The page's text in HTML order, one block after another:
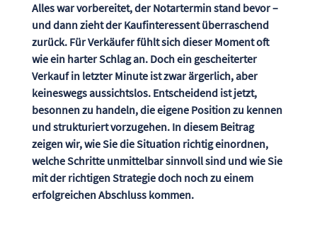
Alles war vorbereitet, der Notartermin stand bevor –
und dann zieht der Kaufinteressent überraschend
zurück. Für Verkäufer fühlt sich dieser Moment oft
wie ein harter Schlag an. Doch ein gescheiterter
Verkauf in letzter Minute ist zwar ärgerlich, aber
keineswegs aussichtslos. Entscheidend ist jetzt,
besonnen zu handeln, die eigene Position zu kennen
und strukturiert vorzugehen. In diesem Beitrag
zeigen wir, wie Sie die Situation richtig einordnen,
welche Schritte unmittelbar sinnvoll sind und wie Sie
mit der richtigen Strategie doch noch zu einem
erfolgreichen Abschluss kommen.